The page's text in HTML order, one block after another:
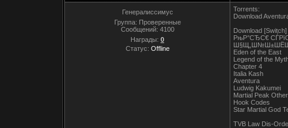
Генералиссимус
Группа: Проверенные
Сообщений: 4100
Награды: 0
Статус: Offline
Torrents:
Download
Download
РњР°СЂС€
Eden of the East
Legend of the
Chapter 4
Italia Kash
Aventura
Ludwig Kakumei
Martial Peak
Hook Codes
Star Martial God
TVB Law Dis-